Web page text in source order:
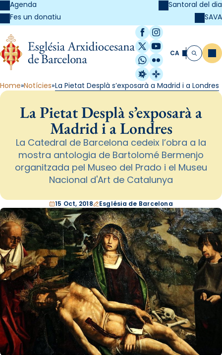
Agenda
Fes un donatiu
Santoral del dia
SAVA
Facebook
Instagram
X / Twitter
YouTube
WhatsApp
Flickr
Radio Estel
Catalunya
CA Cerca
Home Notícies La Pietat Desplà s’exposarà a Madrid i a Londres
La Pietat Desplà s’exposarà a
Madrid i a Londres
La Catedral de Barcelona cedeix l’obra a la
mostra antologia de Bartolomé Bermenjo
organitzada pel Museo del Prado i el Museu
Nacional d'Art de Catalunya
15 Oct, 2018 Església de Barcelona